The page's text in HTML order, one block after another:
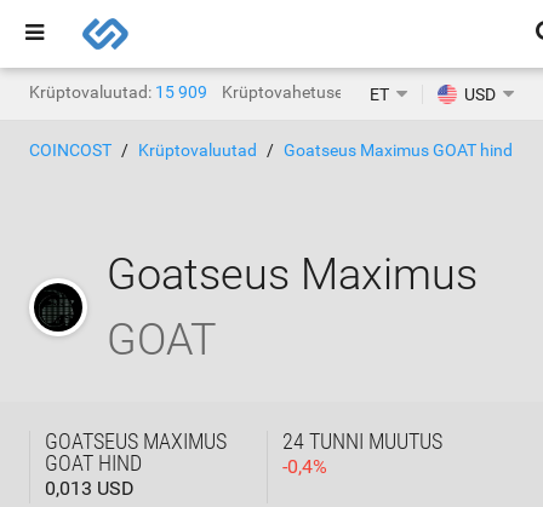
Krüptovaluutad: 15 909 Krüptovahetused: 1471
ET USD
COINCOST Krüptovaluutad Goatseus Maximus GOAT hind
Goatseus Maximus
GOAT
GOATSEUS MAXIMUS
GOAT HIND
0,013 USD
24 TUNNI MUUTUS
-0,4%